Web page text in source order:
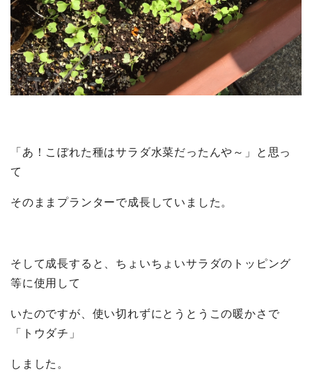
「あ！こぼれた種はサラダ水菜だったんや～」と思っ
て
そのままプランターで成長していました。
そして成長すると、ちょいちょいサラダのトッピング
等に使用して
いたのですが、使い切れずにとうとうこの暖かさで
「トウダチ」
しました。